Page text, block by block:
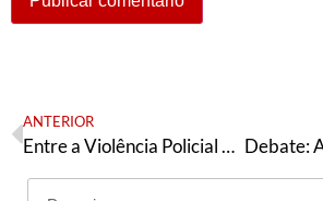
ANTERIOR
Entre a Violência Policial e o Coronavírus, Negros não Conseguem Respirar: o que o Neoliberalismo tem a ver com isso?